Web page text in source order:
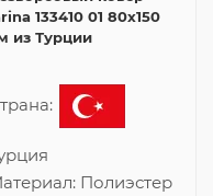
133410 01 80x150
из Турции
Полиэстер